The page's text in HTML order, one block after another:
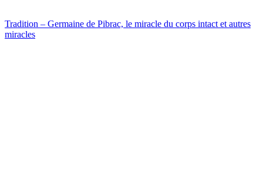
Tradition – Germaine de Pibrac, le miracle du corps intact et autres
miracles